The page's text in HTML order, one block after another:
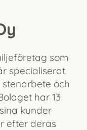
som
specialiserat
och
har 13
kunder
efter deras